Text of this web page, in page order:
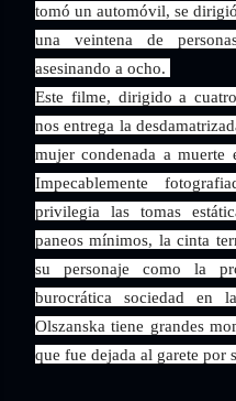
tomó un automóvil, se
una veintena de
asesinando a ocho.
Este filme, dirigido a
nos entrega la
mujer condenada a muerte
Impecablemente
privilegia las tomas
paneos mínimos, la cinta
su personaje como la
burocrática sociedad en
Olszanska tiene grandes
que fue dejada al garete por